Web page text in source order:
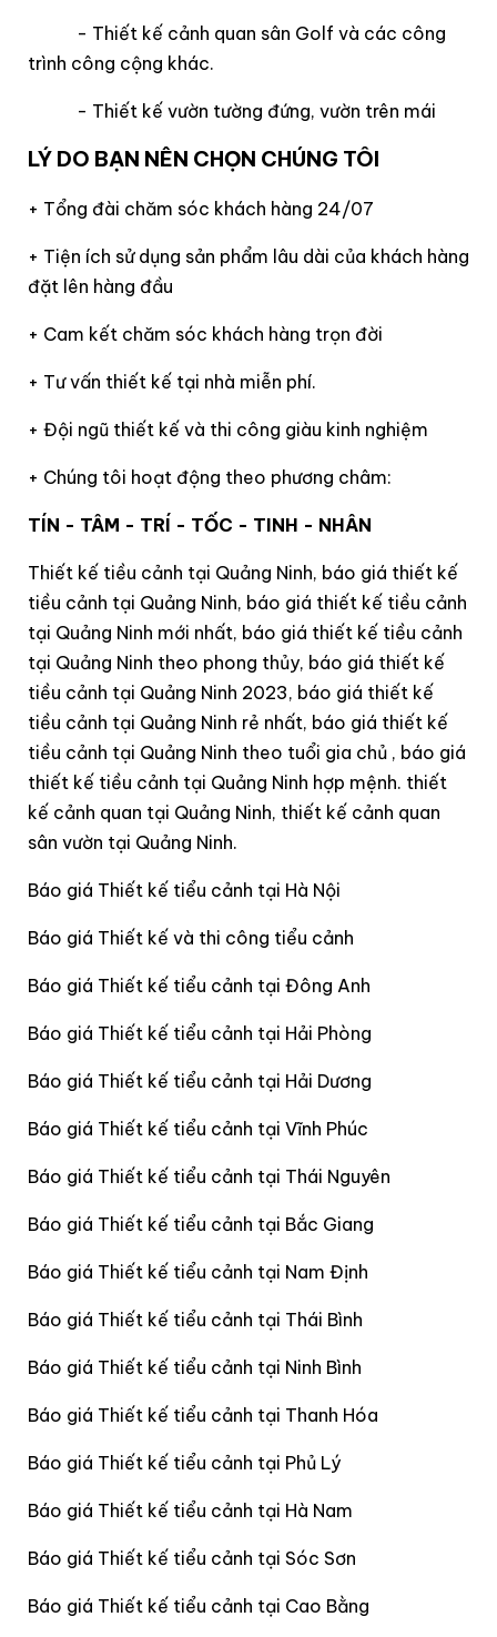
- Thiết kế cảnh quan sân Golf và các công
trình công cộng khác.
- Thiết kế vườn tường đứng, vườn trên mái
LÝ DO BẠN NÊN CHỌN CHÚNG TÔI
+ Tổng đài chăm sóc khách hàng 24/07
+ Tiện ích sử dụng sản phẩm lâu dài của khách hàng
đặt lên hàng đầu
+ Cam kết chăm sóc khách hàng trọn đời
+ Tư vấn thiết kế tại nhà miễn phí.
+ Đội ngũ thiết kế và thi công giàu kinh nghiệm
+ Chúng tôi hoạt động theo phương châm:
TÍN - TÂM - TRÍ - TỐC - TINH - NHÂN
Thiết kế tiều cảnh tại Quảng Ninh, báo giá thiết kế
tiều cảnh tại Quảng Ninh, báo giá thiết kế tiều cảnh
tại Quảng Ninh mới nhất, báo giá thiết kế tiều cảnh
tại Quảng Ninh theo phong thủy, báo giá thiết kế
tiều cảnh tại Quảng Ninh 2023, báo giá thiết kế
tiều cảnh tại Quảng Ninh rẻ nhất, báo giá thiết kế
tiều cảnh tại Quảng Ninh theo tuổi gia chủ , báo giá
thiết kế tiều cảnh tại Quảng Ninh hợp mệnh. thiết
kế cảnh quan tại Quảng Ninh, thiết kế cảnh quan
sân vườn tại Quảng Ninh.
Báo giá Thiết kế tiểu cảnh tại Hà Nội
Báo giá Thiết kế và thi công tiểu cảnh
Báo giá Thiết kế tiểu cảnh tại Đông Anh
Báo giá Thiết kế tiểu cảnh tại Hải Phòng
Báo giá Thiết kế tiểu cảnh tại Hải Dương
Báo giá Thiết kế tiểu cảnh tại Vĩnh Phúc
Báo giá Thiết kế tiểu cảnh tại Thái Nguyên
Báo giá Thiết kế tiểu cảnh tại Bắc Giang
Báo giá Thiết kế tiểu cảnh tại Nam Định
Báo giá Thiết kế tiểu cảnh tại Thái Bình
Báo giá Thiết kế tiểu cảnh tại Ninh Bình
Báo giá Thiết kế tiểu cảnh tại Thanh Hóa
Báo giá Thiết kế tiểu cảnh tại Phủ Lý
Báo giá Thiết kế tiểu cảnh tại Hà Nam
Báo giá Thiết kế tiểu cảnh tại Sóc Sơn
Báo giá Thiết kế tiểu cảnh tại Cao Bằng